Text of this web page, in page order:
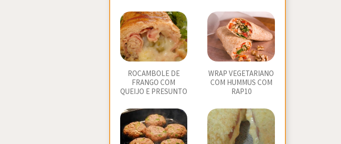
ROCAMBOLE DE
FRANGO COM
QUEIJO E PRESUNTO
WRAP VEGETARIANO
COM HUMMUS COM
RAP10